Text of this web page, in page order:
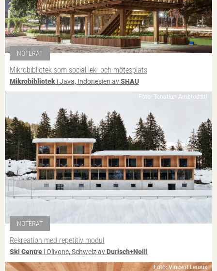
NOTERAT
Mikrobibliotek som social lek- och mötesplats
Mikrobibliotek i Java, Indonesien avSHAU
Foto: Tonatiuh Ambrosetti
NOTERAT
Rekreation med repetitiv modul
Ski Centre i Olivone, Schweiz avDurisch+Nolli
Foto: Vincent Leroux